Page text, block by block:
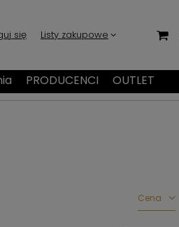
się Listy zakupowe
PRODUCENCI OUTLET
Cena